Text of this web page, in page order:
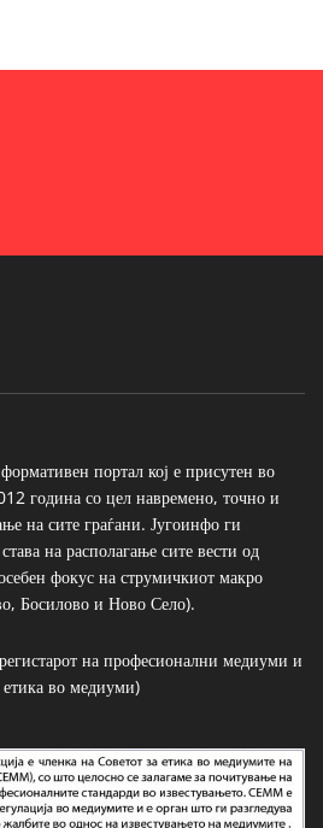
портал кој е присутен во
година со цел навремено, точно и
на сите граѓани. Југоинфо ги
на располагање сите вести од
фокус на струмичкиот макро
Босилово и Ново Село).
на професионални медиуми и
во медиуми)